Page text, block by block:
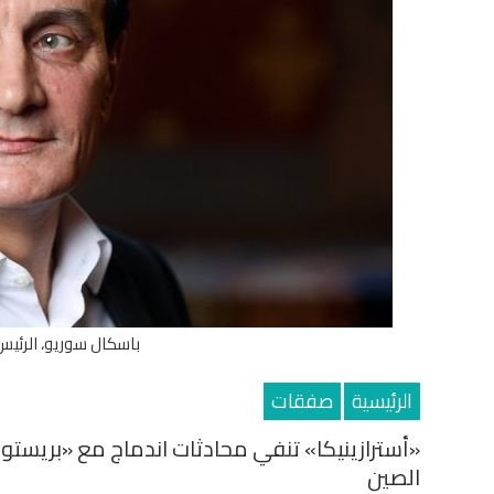
باسكال سوريو،
الرئيسية صفقات
«أسترازينيكا» تنفي محادثات اندماج مع
الصين